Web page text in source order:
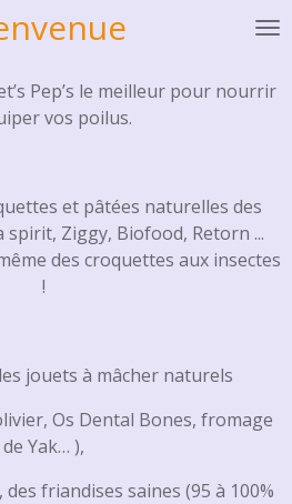
Pep’s le meilleur pour nourrir
vos poilus.
et pâtées naturelles des
spirit, Ziggy, Biofood, Retorn ...
des croquettes aux insectes
!
jouets à mâcher naturels
Os Dental Bones, fromage
de Yak… ),
friandises saines (95 à 100%